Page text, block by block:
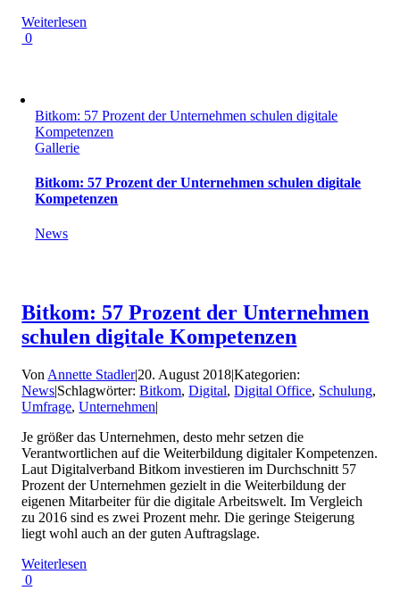
Weiterlesen
0
Bitkom: 57 Prozent der Unternehmen schulen digitale
Kompetenzen
Gallerie
Bitkom: 57 Prozent der Unternehmen schulen digitale
Kompetenzen
News
Bitkom: 57 Prozent der Unternehmen
schulen digitale Kompetenzen
Von Annette Stadler|20. August 2018|Kategorien:
News|Schlagwörter:Bitkom,Digital,Digital Office, Schulung,
Umfrage,Unternehmen|
Je größer das Unternehmen, desto mehr setzen die
Verantwortlichen auf die Weiterbildung digitaler Kompetenzen.
Laut Digitalverband Bitkom investieren im Durchschnitt 57
Prozent der Unternehmen gezielt in die Weiterbildung der
eigenen Mitarbeiter für die digitale Arbeitswelt. Im Vergleich
zu 2016 sind es zwei Prozent mehr. Die geringe Steigerung
liegt wohl auch an der guten Auftragslage.
Weiterlesen
0